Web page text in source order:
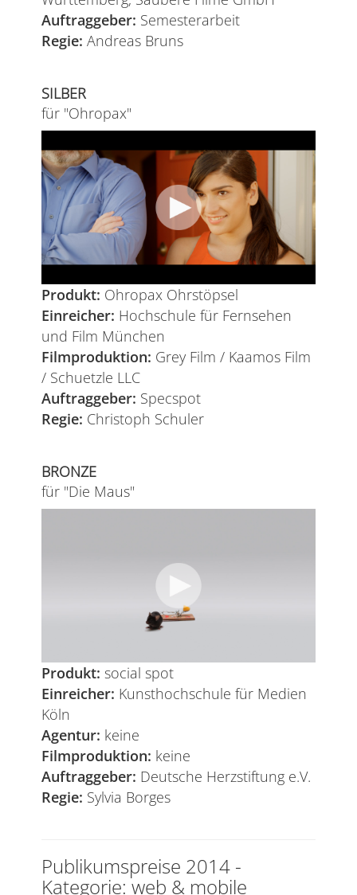
Auftraggeber: Semesterarbeit
Regie:Andreas Bruns
SILBER
für "Ohropax"
Produkt: Ohropax Ohrstöpsel
Einreicher: Hochschule für Fernsehen
und Film München
Filmproduktion: Grey Film / Kaamos Film
/ Schuetzle LLC
Auftraggeber: Specspot
Regie: Christoph Schuler
BRONZE
für "Die Maus"
Produkt: social spot
Einreicher: Kunsthochschule für Medien
Köln
Agentur: keine
Filmproduktion: keine
Auftraggeber: Deutsche Herzstiftung e.V.
Regie: Sylvia Borges
Publikumspreise 2014 -
Kategorie: web & mobile